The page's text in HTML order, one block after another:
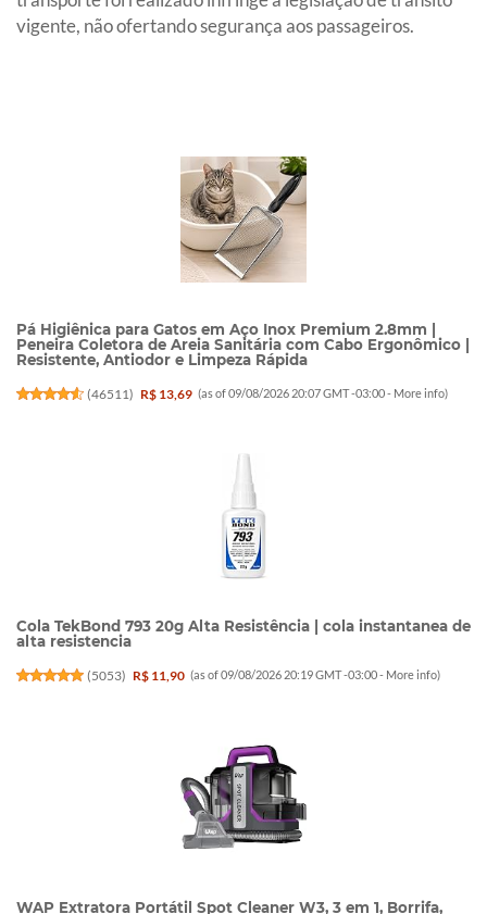
vigente, não ofertando segurança aos passageiros.
Pá Higiênica para Gatos em Aço Inox Premium 2.8mm |
Peneira Coletora de Areia Sanitária com Cabo Ergonômico |
Resistente, Antiodor e Limpeza Rápida
(46511) R$ 13,69 (as of 09/08/2026 20:07 GMT -03:00 - More info)
Cola TekBond 793 20g Alta Resistência | cola instantanea de
alta resistencia
(5053) R$ 11,90 (as of 09/08/2026 20:19 GMT -03:00 - More info)
WAP Extratora Portátil Spot Cleaner W3, 3 em 1, Borrifa,